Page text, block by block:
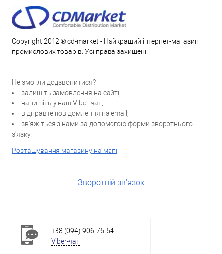
Copyright 2012 ® cd-market - Найкращий інтернет-магазин
промислових товарів. Усі права захищені.
Не змогли додзвонитися?
залишіть замовлення на сайті;
напишіть у наш Viber-чат;
відправте повідомлення на email;
зв'яжіться з нами за допомогою форми зворотнього
з'язку.
Розташування магазину на мапі
Зворотній зв'язок
+38 (094) 906-75-54
Viber-чат